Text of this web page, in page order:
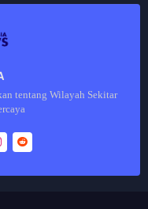
tentang Wilayah Sekitar